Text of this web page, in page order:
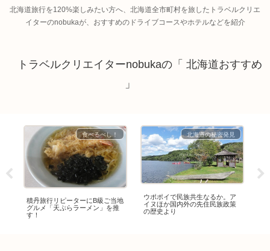
北海道旅行を120%楽しみたい方へ、北海道全市町村を旅したトラベルクリエ
イターのnobukaが、おすすめのドライブコースやホテルなどを紹介
トラベルクリエイターnobukaの「 北海道おすすめ
」
食べるべし！
積丹旅行リピーターにB級ご当地
グルメ「天ぷらラーメン」を推
す！
北海道の秘密発見
ウポポイで民族共生なるか。ア
イヌほか国内外の先住民族政策
の歴史より